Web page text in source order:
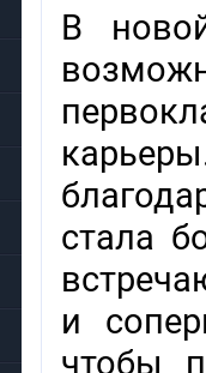
В
стала
и
чтобы